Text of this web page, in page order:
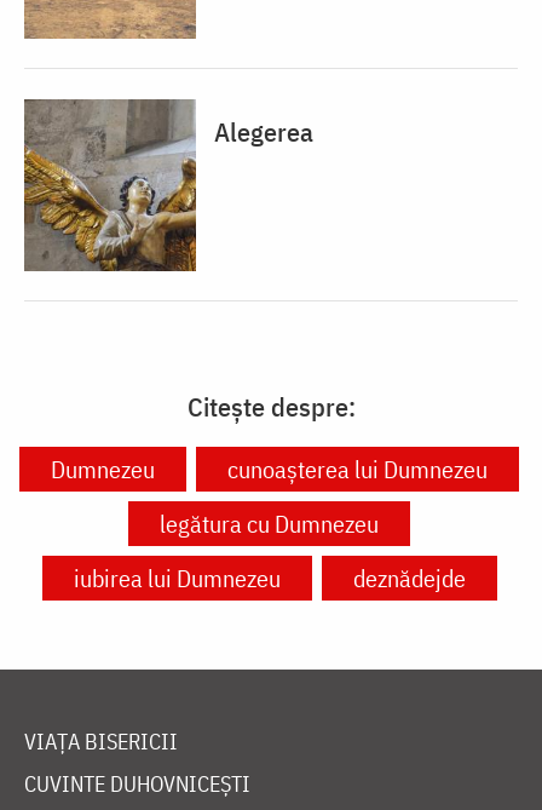
Alegerea
Citește despre:
Dumnezeu
cunoașterea lui Dumnezeu
legătura cu Dumnezeu
iubirea lui Dumnezeu
deznădejde
VIAȚA BISERICII
CUVINTE DUHOVNICEȘTI